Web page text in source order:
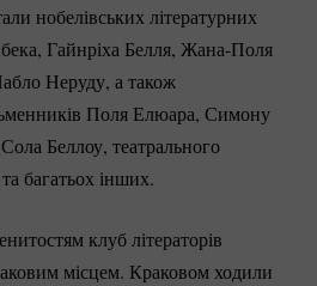
нобелівських літературних
Гайнріха Белля, Жана-Поля
Неруду, а також
Поля Елюара, Симону
Беллоу, театрального
багатьох інших.
клуб літераторів
місцем. Краковом ходили